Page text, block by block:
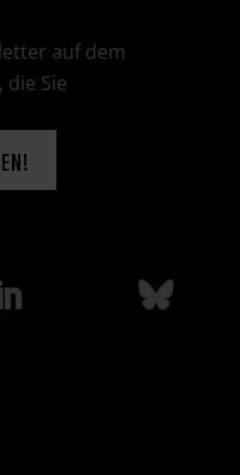
auf dem
Sie